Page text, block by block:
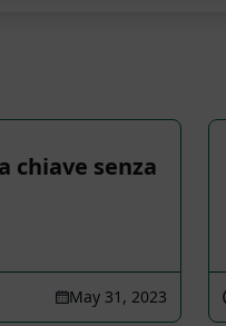
chiave senza
May 31, 2023